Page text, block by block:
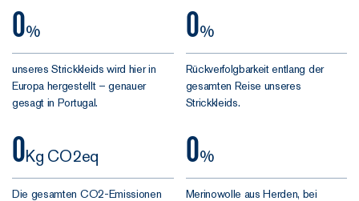
geschnitten,
leicht
ausgestellt,
bequem. Die
fließende
Linie fällt
schmeichelt
ohne zu
0%
unseres Strickkleids wird hier in
Europa hergestellt – genauer
gesagt in Portugal.
0%
Rückverfolgbarkeit entlang der
gesamten Reise unseres
Strickkleids.
0Kg CO2eq
Die gesamten CO2-Emissionen
0%
Merinowolle aus Herden, bei